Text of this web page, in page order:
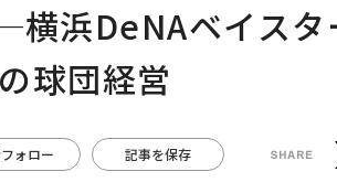
浜DeNAベイスタ
球団経営
ォロー 記事を保存